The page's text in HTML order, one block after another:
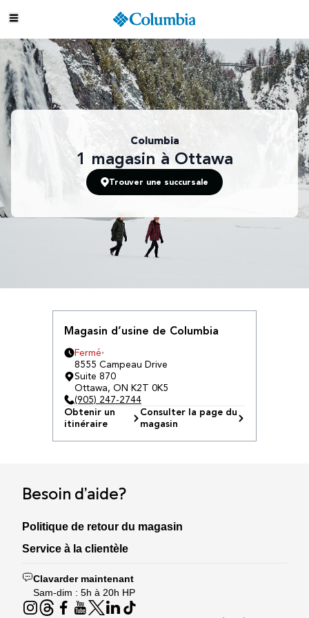
Columbia
1 magasin à Ottawa
Trouver une succursale
Magasin d’usine de Columbia
Fermé
8555 Campeau Drive
Suite 870
Ottawa, ON K2T 0K5
(905) 247-2744
Obtenir un
itinéraire
Consulter la page du
magasin
Besoin d’aide?
Politique de retour du magasin
Service à la clientèle
Clavarder maintenant
Sam-dim : 5h à 20h HP